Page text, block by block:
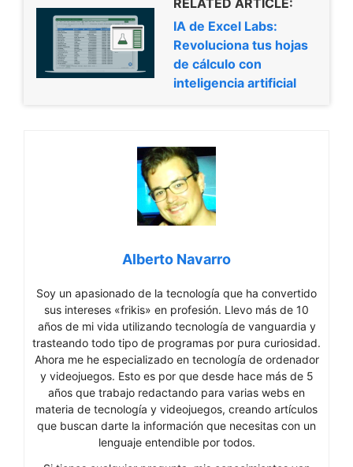
RELATED ARTICLE:
IA de Excel Labs:
Revoluciona tus hojas
de cálculo con
inteligencia artificial
Alberto Navarro
Soy un apasionado de la tecnología que ha convertido
sus intereses «frikis» en profesión. Llevo más de 10
años de mi vida utilizando tecnología de vanguardia y
trasteando todo tipo de programas por pura curiosidad.
Ahora me he especializado en tecnología de ordenador
y videojuegos. Esto es por que desde hace más de 5
años que trabajo redactando para varias webs en
materia de tecnología y videojuegos, creando artículos
que buscan darte la información que necesitas con un
lenguaje entendible por todos.